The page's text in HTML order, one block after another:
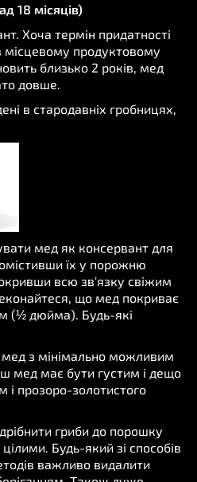
18 місяців)
Хоча термін придатності
місцевому продуктовому
близько 2 років, мед
довше.
в стародавніх гробницях,
мед як консервант для
їх у порожню
всю зв'язку свіжим
що мед покриває
(½ дюйма). Будь-які
з мінімально можливим
мед має бути густим і дещо
і прозоро-золотистого
гриби до порошку
Будь-який зі способів
важливо видалити